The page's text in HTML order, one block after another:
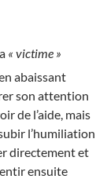
« victime »
abaissant
son attention
de l’aide, mais
l’humiliation
directement et
ensuite